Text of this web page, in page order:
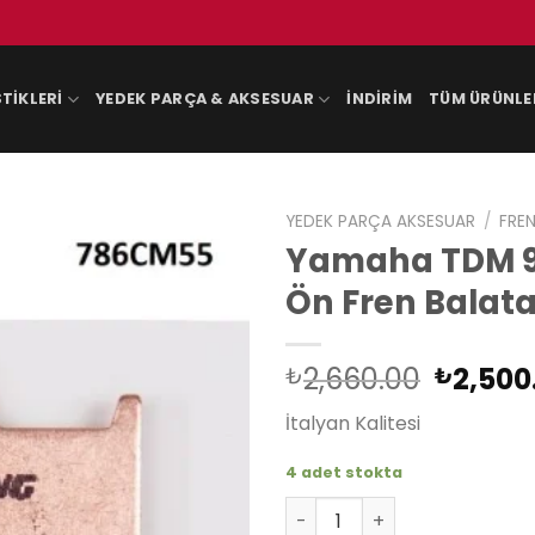
YEDEK PARÇA & AKSESUAR İNDIRIM TÜM
YEDEK PARÇA AKSESUAR /
Yamaha TDM
Ön Fren
₺2,660.00
fiyat:
₺
İtalyan Kalitesi
4 adet stokta
Yamaha TDM 900 2002-